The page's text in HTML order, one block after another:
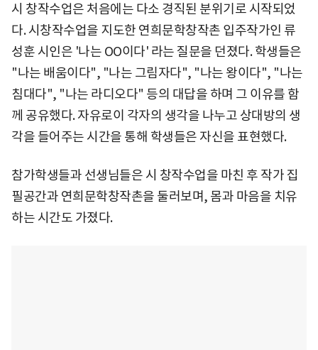
시 창작수업은 처음에는 다소 경직된 분위기로 시작되었
다. 시창작수업을 지도한 연희문학창작촌 입주작가인 류
성훈 시인은 '나는 OO이다' 라는 질문을 던졌다. 학생들은
"나는 배움이다", "나는 그림자다", "나는 왕이다", "나는
침대다", "나는 라디오다" 등의 대답을 하며 그 이유를 함
께 공유했다. 자유로이 각자의 생각을 나누고 상대방의 생
각을 들어주는 시간을 통해 학생들은 자신을 표현했다.
참가학생들과 선생님들은 시 창작수업을 마친 후 작가 집
필공간과 연희문학창작촌을 둘러보며, 몸과 마음을 치유
하는 시간도 가졌다.